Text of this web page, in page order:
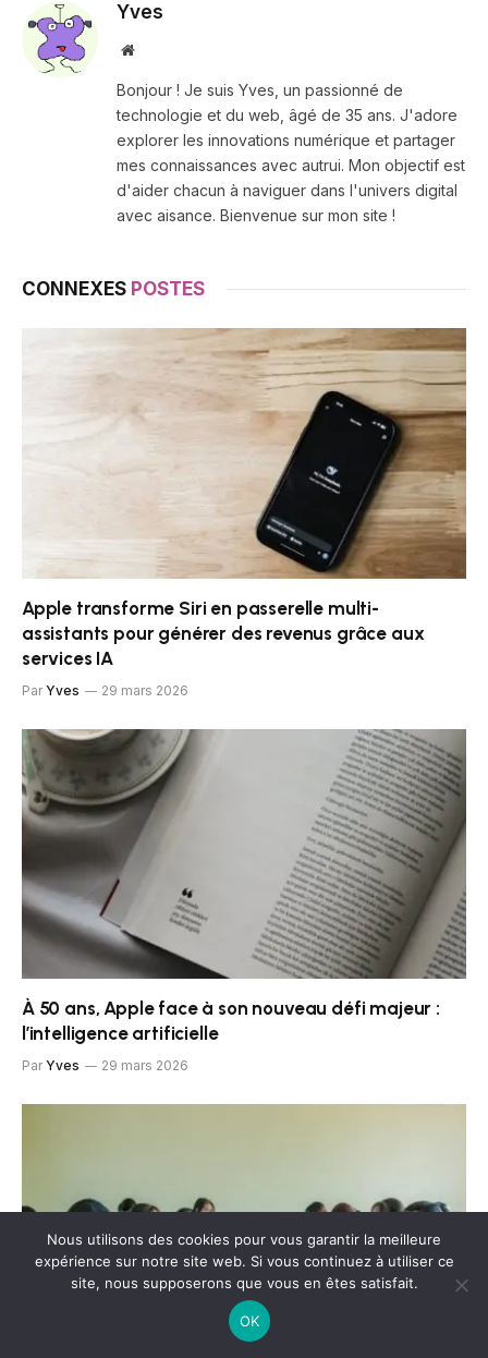
Yves
Site
Bonjour ! Je suis Yves, un passionné de
technologie et du web, âgé de 35 ans. J'adore
explorer les innovations numérique et partager
mes connaissances avec autrui. Mon objectif est
d'aider chacun à naviguer dans l'univers digital
avec aisance. Bienvenue sur mon site !
CONNEXES POSTES
Apple transforme Siri en passerelle multi-
assistants pour générer des revenus grâce aux
services IA
Par Yves 29 mars 2026
À 50 ans, Apple face à son nouveau défi majeur :
l’intelligence artificielle
Par Yves 29 mars 2026
Nous utilisons des cookies pour vous garantir la meilleure
expérience sur notre site web. Si vous continuez à utiliser ce
site, nous supposerons que vous en êtes satisfait.
OK